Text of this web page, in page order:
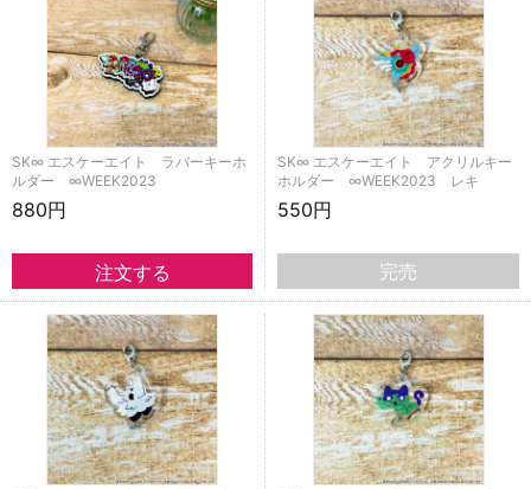
SK∞ エスケーエイト ラバーキーホ
ルダー ∞WEEK2023
880円
SK∞ エスケーエイト アクリルキー
ホルダー ∞WEEK2023 レキ
550円
完売